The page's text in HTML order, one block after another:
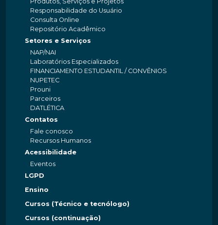
Responsabilidade do Usuário
Consulta Online
Repositório Acadêmico
Setores e Serviços
NAP/NAI
Laboratórios Especializados
FINANCIAMENTO ESTUDANTIL / CONVÊNIOS
NUPETEC
Prouni
Parceiros
DATLÉTICA
Contatos
Fale conosco
Recursos Humanos
Acessibilidade
Eventos
LGPD
Ensino
Cursos (Técnico e tecnólogo)
Cursos (continuação)